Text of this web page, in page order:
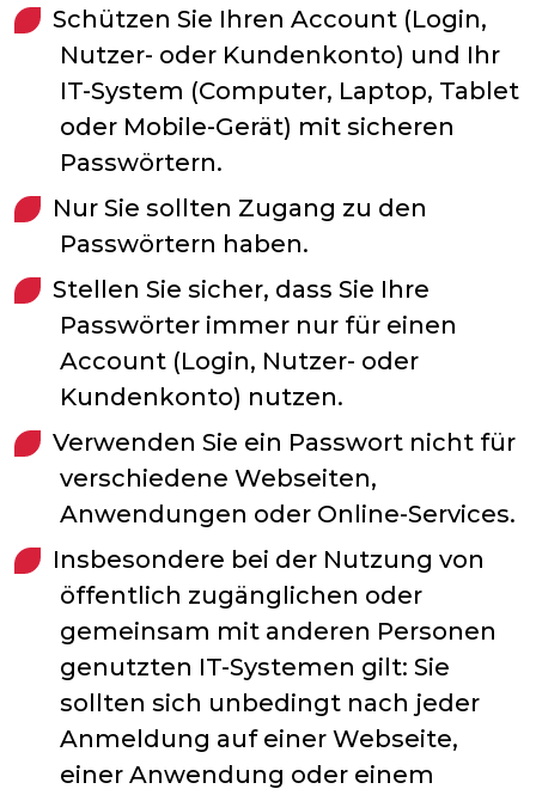
Schützen Sie Ihren Account (Login,
Nutzer- oder Kundenkonto) und Ihr
IT-System (Computer, Laptop, Tablet
oder Mobile-Gerät) mit sicheren
Passwörtern.
Nur Sie sollten Zugang zu den
Passwörtern haben.
Stellen Sie sicher, dass Sie Ihre
Passwörter immer nur für einen
Account (Login, Nutzer- oder
Kundenkonto) nutzen.
Verwenden Sie ein Passwort nicht für
verschiedene Webseiten,
Anwendungen oder Online-Services.
Insbesondere bei der Nutzung von
öffentlich zugänglichen oder
gemeinsam mit anderen Personen
genutzten IT-Systemen gilt: Sie
sollten sich unbedingt nach jeder
Anmeldung auf einer Webseite,
einer Anwendung oder einem